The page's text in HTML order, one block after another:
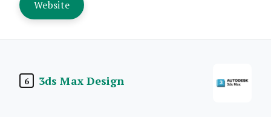
Website
6 3ds Max Design